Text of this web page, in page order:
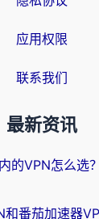
应用权限
联系我们
最新资讯